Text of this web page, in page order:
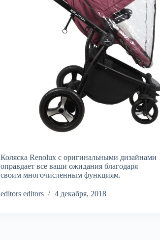
Коляска Renolux с оригинальными дизайнами
оправдает все ваши ожидания благодаря
своим многочисленным функциям.
editors editors 4 декабря, 2018